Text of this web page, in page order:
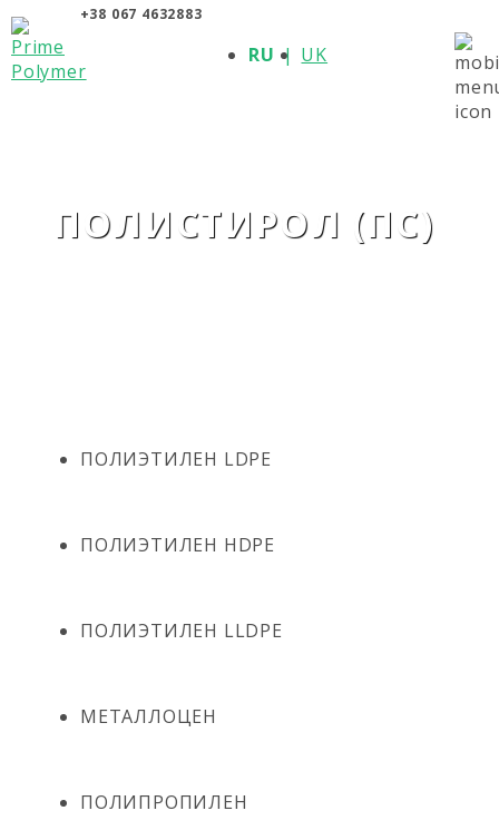
+38 067 4632883
RU UK
ПОЛИСТИРОЛ (ПС)
ПОЛИЭТИЛЕН LDPE
ПОЛИЭТИЛЕН HDPE
ПОЛИЭТИЛЕН LLDPE
МЕТАЛЛОЦЕН
ПОЛИПРОПИЛЕН
О КОМПАНИИ
ПРОДУКЦИЯ